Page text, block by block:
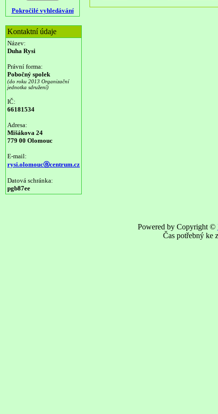
Pokročilé vyhledávání
Kontaktní údaje
Název:
Duha Rysi
Právní forma:
Pobočný spolek
(do roku 2013 Organizační
jednotka sdružení)
IČ:
66181534
Adresa:
Mišákova 24
779 00 Olomouc
E-mail:
rysi.olomoucⓐcentrum.cz
Datová schránka:
pgb87ee
Powered by Copyright ©
Čas potřebný ke